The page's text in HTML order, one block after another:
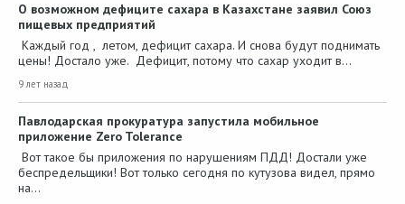
О возможном дефиците сахара в Казахстане заявил Союз
пищевых предприятий
Каждый год , летом, дефицит сахара. И снова будут поднимать
цены! Достало уже. Дефицит, потому что сахар уходит в…
9 лет назад
Павлодарская прокуратура запустила мобильное
приложение Zero Tolerance
Вот такое бы приложения по нарушениям ПДД! Достали уже
беспредельщики! Вот только сегодня по кутузова видел, прямо
на…